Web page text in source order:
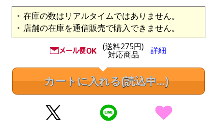
在庫の数はリアルタイムではありません。
店舗の在庫を通信販売で購入できません。
(送料275円)
対応商品 詳細
カートに入れる(読込中...)